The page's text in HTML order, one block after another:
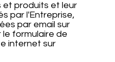
et produits et leur
par l'Entreprise,
par email sur
le formulaire de
internet sur